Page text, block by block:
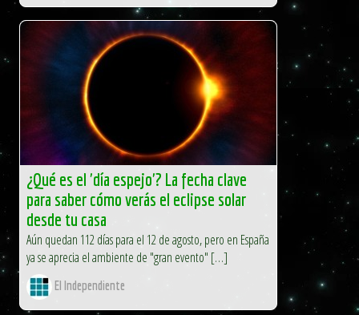
¿Qué es el 'día espejo'? La fecha clave
para saber cómo verás el eclipse solar
desde tu casa
Aún quedan 112 días para el 12 de agosto, pero en España
ya se aprecia el ambiente de "gran evento" […]
El Independiente